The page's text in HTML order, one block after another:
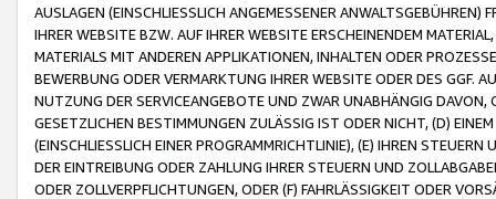
AUSLAGEN (EINSCHLIESSLICH ANGEMESSENER
IHRER WEBSITE BZW. AUF IHRER WEBSITE ERSCHEINENDEM
MATERIALS MIT ANDEREN APPLIKATIONEN, INHALTEN ODER
BEWERBUNG ODER VERMARKTUNG IHRER WEBSITE ODER DES GGF.
NUTZUNG DER SERVICEANGEBOTE UND ZWAR UNABHÄNGIG
GESETZLICHEN BESTIMMUNGEN ZULÄSSIG IST ODER NICHT, (D)
(EINSCHLIESSLICH EINER PROGRAMMRICHTLINIE), (E) IHREN
DER EINTREIBUNG ODER ZAHLUNG IHRER STEUERN UND
ODER ZOLLVERPFLICHTUNGEN, ODER (F) FAHRLÄSSIGKEIT ODER